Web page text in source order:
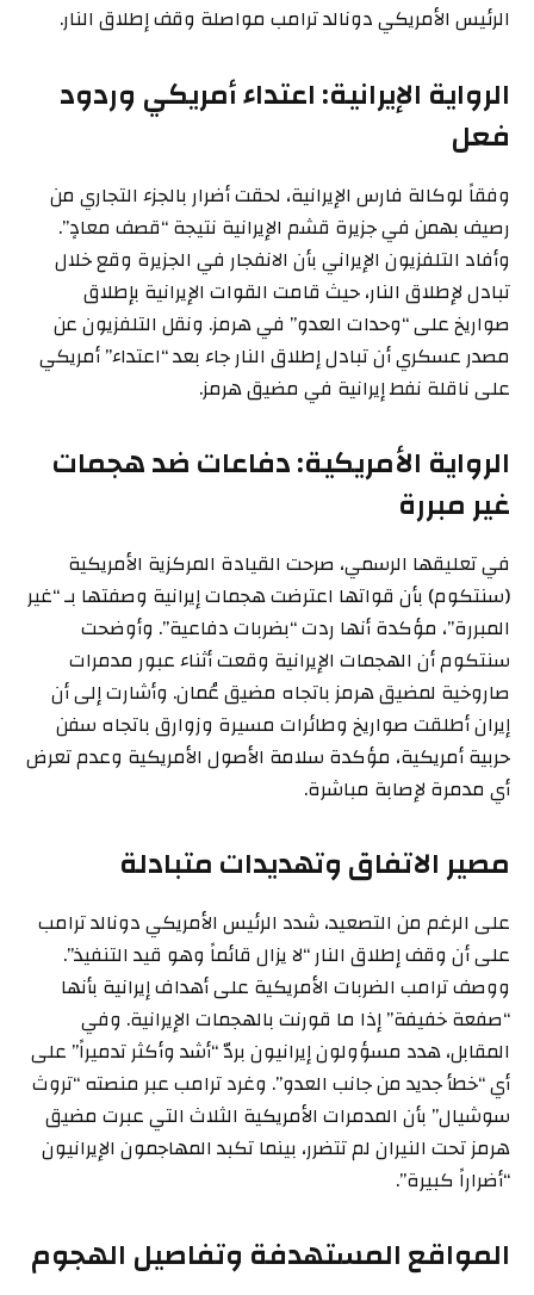
الرئيس الأمريكي دونالد ترامب مواصلة وقف إطلاق النار.
الرواية الإيرانية: اعتداء أمريكي وردود
فعل
وفقاً لوكالة فارس الإيرانية، لحقت أضرار بالجزء التجاري من
رصيف بهمن في جزيرة قشم الإيرانية نتيجة “قصف معادٍ”.
وأفاد التلفزيون الإيراني بأن الانفجار في الجزيرة وقع خلال
تبادل لإطلاق النار، حيث قامت القوات الإيرانية بإطلاق
صواريخ على “وحدات العدو” في هرمز. ونقل التلفزيون عن
مصدر عسكري أن تبادل إطلاق النار جاء بعد “اعتداء” أمريكي
على ناقلة نفط إيرانية في مضيق هرمز.
الرواية الأمريكية: دفاعات ضد هجمات
غير مبررة
في تعليقها الرسمي، صرحت القيادة المركزية الأمريكية
(سنتكوم) بأن قواتها اعترضت هجمات إيرانية وصفتها بـ “غير
المبررة”، مؤكدة أنها ردت “بضربات دفاعية”. وأوضحت
سنتكوم أن الهجمات الإيرانية وقعت أثناء عبور مدمرات
صاروخية لمضيق هرمز باتجاه مضيق عُمان. وأشارت إلى أن
إيران أطلقت صواريخ وطائرات مسيرة وزوارق باتجاه سفن
حربية أمريكية، مؤكدة سلامة الأصول الأمريكية وعدم تعرض
أي مدمرة لإصابة مباشرة.
مصير الاتفاق وتهديدات متبادلة
على الرغم من التصعيد، شدد الرئيس الأمريكي دونالد ترامب
على أن وقف إطلاق النار “لا يزال قائماً وهو قيد التنفيذ”.
ووصف ترامب الضربات الأمريكية على أهداف إيرانية بأنها
“صفعة خفيفة” إذا ما قورنت بالهجمات الإيرانية. وفي
المقابل، هدد مسؤولون إيرانيون بردّ “أشد وأكثر تدميراً” على
أي “خطأ جديد من جانب العدو”. وغرد ترامب عبر منصته “تروث
سوشيال” بأن المدمرات الأمريكية الثلاث التي عبرت مضيق
هرمز تحت النيران لم تتضرر، بينما تكبد المهاجمون الإيرانيون
“أضراراً كبيرة”.
المواقع المستهدفة وتفاصيل الهجوم